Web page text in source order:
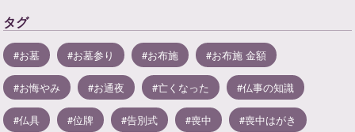
タグ
お墓 お墓参り お布施 お布施 金額
お悔やみ お通夜 亡くなった 仏事の知識
仏具 位牌 告別式 喪中 喪中はがき